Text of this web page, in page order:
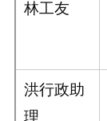
林工友
洪行政助
理